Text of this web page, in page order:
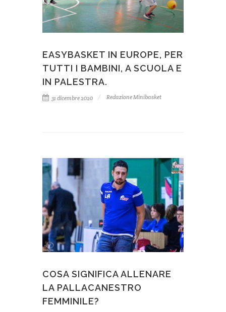
EASYBASKET IN EUROPE, PER
TUTTI I BAMBINI, A SCUOLA E
IN PALESTRA.
31 dicembre 2020 Redazione Minibasket
COSA SIGNIFICA ALLENARE
LA PALLACANESTRO
FEMMINILE?